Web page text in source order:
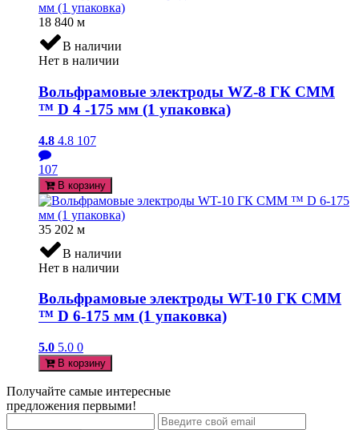
18 840 м
В наличии
Нет в наличии
Вольфрамовые электроды WZ-8 ГК СММ
™ D 4 -175 мм (1 упаковка)
4.8 4.8 107
107
В корзину
35 202 м
В наличии
Нет в наличии
Вольфрамовые электроды WT-10 ГК СММ
™ D 6-175 мм (1 упаковка)
5.0 5.0 0
В корзину
Получайте самые интересные
предложения первыми!